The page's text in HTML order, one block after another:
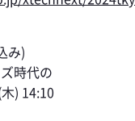
み)
時代の
) 14:10